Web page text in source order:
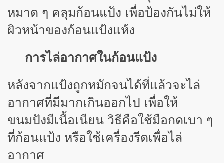
หมาด ๆ คลุมก้อนแป้ง เพื่อป้องกันไม่ให้
ผิวหน้าของก้อนแป้งแห้ง
การไล่อากาศในก้อนแป้ง
หลังจากแป้งถูกหมักจนได้ที่แล้วจะไล่
อากาศที่มีมากเกินออกไป เพื่อให้
ขนมปังมีเนื้อเนียน วิธีคือใช้มือกดเบา ๆ
ที่ก้อนแป้ง หรือใช้เครื่องรีดเพื่อไล่
อากาศ